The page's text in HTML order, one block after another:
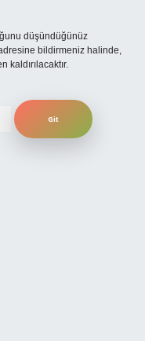
düşündüğünüz
bildirmeniz halinde,